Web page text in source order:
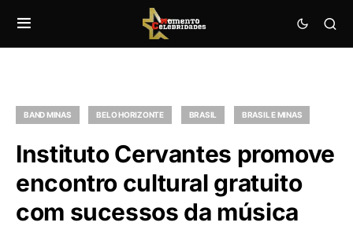
BAND MINAS BELO HORIZONTE BRASIL BRASIL E MINAS
Instituto Cervantes promove
encontro cultural gratuito
com sucessos da música